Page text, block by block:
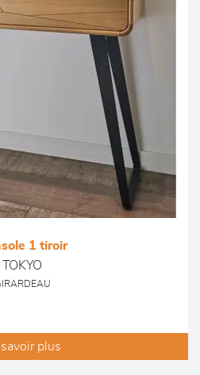
1 tiroir
TOKYO
savoir plus